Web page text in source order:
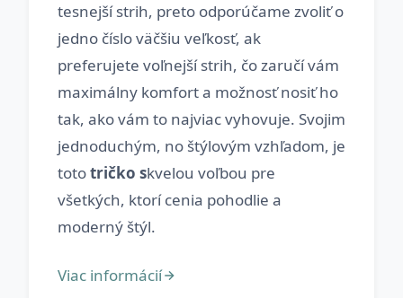
tesnejší strih, preto odporúčame zvoliť o
jedno číslo väčšiu veľkosť, ak
preferujete voľnejší strih, čo zaručí vám
maximálny komfort a možnosť nosiť ho
tak, ako vám to najviac vyhovuje. Svojim
jednoduchým, no štýlovým vzhľadom, je
tototričko skvelou voľbou pre
všetkých, ktorí cenia pohodlie a